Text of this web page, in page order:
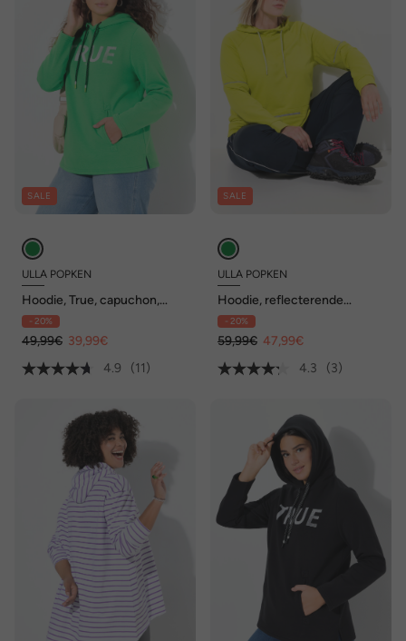
SALE
ULLA POPKEN
Hoodie, True, capuchon,
koord, zakken, lange mouwen
- 20%
49,99€ 39,99€
4.9
(11)
SALE
ULLA POPKEN
Hoodie, reflecterende
biezen, capuchon, ritszak,
lange mouwen
- 20%
59,99€ 47,99€
4.3
(3)